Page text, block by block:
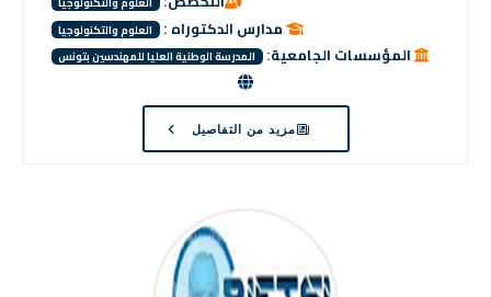
العلوم والتكنولوجيا
مدارس الدكتوراه : العلوم والتكنولوجيا
المؤسسات الجامعية: المدرسة الوطنية العليا للمهندسين بتونس
مزيد من التفاصيل